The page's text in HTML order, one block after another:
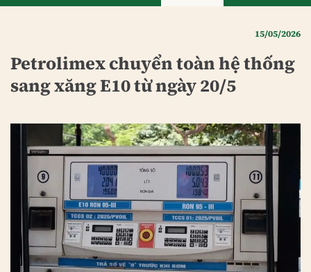
15/05/2026
Petrolimex chuyển toàn hệ thống
sang xăng E10 từ ngày 20/5